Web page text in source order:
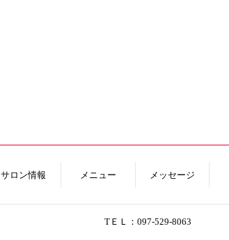
サロン情報 メニュー メッセージ
TＥＬ：097-529-8063